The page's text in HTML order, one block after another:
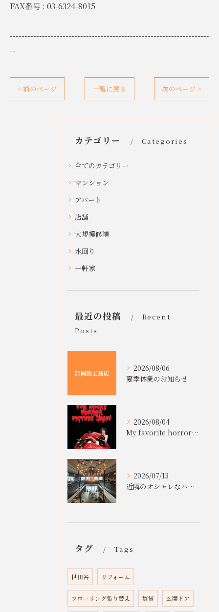
FAX番号 : 03-6324-8015
--------------------------------------------------------------------
--
< 前のページ 一覧に戻る 次のページ >
カテゴリー Categories
全てのカテゴリー
マンション
アパート
店舗
大規模修繕
水回り
一軒家
最近の投稿
Recent
Posts
2026/08/06
夏季休業のお知らせ
2026/08/04
My favorite horror movies
2026/07/13
近隣のオシャレなハンバーガー店
タグ Tags
世田谷 リフォーム
フローリング張り替え 賃貸 玄関ドア